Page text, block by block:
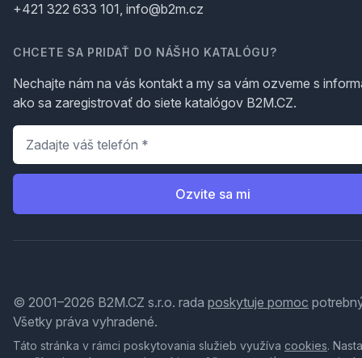
+421 322 633 101, info@b2m.cz
CHCETE SA PRIDAŤ DO NÁŠHO KATALÓGU?
Nechajte nám na vás kontakt a my sa vám ozveme s
ako sa zaregistrovať do siete katalógov B2M.CZ.
Telefón
Ozvite sa mi
© 2001–2026 B2M.CZ s.r.o. rada poskytuje pomoc
Všetky práva vyhradené.
Táto stránka v rámci poskytovania služieb využíva cookies.